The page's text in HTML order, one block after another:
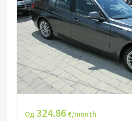
Од 324.86 €/month